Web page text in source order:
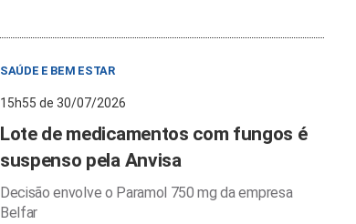
SAÚDE E BEM ESTAR
15h55 de 30/07/2026
Lote de medicamentos com fungos é
suspenso pela Anvisa
Decisão envolve o Paramol 750 mg da empresa
Belfar